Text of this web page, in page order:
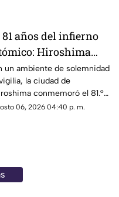
81 años del infierno
Hiroshima
a las potencias el
de la era nuclear
un ambiente de solemnidad
la ciudad de
conmemoró el 81.°
del devastador
06, 2026 04:40 p. m.